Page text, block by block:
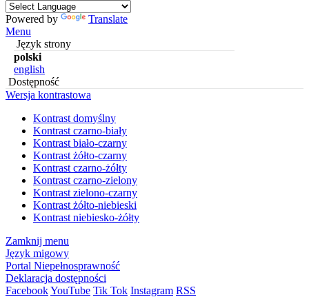
Powered by
Translate
Menu
Język strony
polski
english
Dostępność
Wersja kontrastowa
Kontrast domyślny
Kontrast czarno-biały
Kontrast biało-czarny
Kontrast żółto-czarny
Kontrast czarno-żółty
Kontrast czarno-zielony
Kontrast zielono-czarny
Kontrast żółto-niebieski
Kontrast niebiesko-żółty
Zamknij menu
Język migowy
Portal Niepełnosprawność
Deklaracja dostępności
FacebookYouTube Tik Tok Instagram RSS